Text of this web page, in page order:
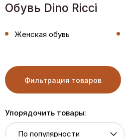
Обувь Dino Ricci
Женская обувь
Фильтрация товаров
Упорядочить товары: